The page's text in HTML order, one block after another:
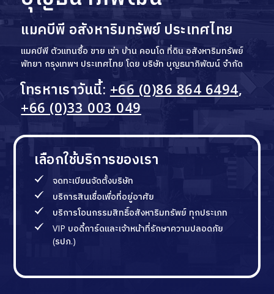
แมคบีพี อสังหาริมทรัพย์ ประเทศไทย
แมคบีพี ตัวแทนซื้อ ขาย เช่า บ้าน คอนโด ที่ดิน อสังหาริมทรัพย์
พัทยา กรุงเทพฯ ประเทศไทย โดย บริษัท บุญธนาภิพัฒน์ จำกัด
โทรหาเราวันนี้: +66 (0)86 864 6494,
+66 (0)33 003 049
เลือกใช้บริการของเรา
จดทะเบียนจัดตั้งบริษัท
บริการสินเชื่อเพื่อที่อยู่อาศัย
บริการโอนกรรมสิทธิ์อสังหาริมทรัพย์ ทุกประเภท
VIP บอดี้การ์ดและเจ้าหน้าที่รักษาความปลอดภัย
(รปภ.)